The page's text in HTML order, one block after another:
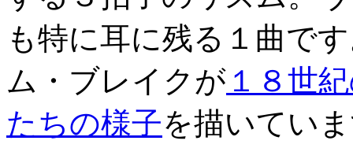
も特に耳に残る１曲で
ム・ブレイクが １８世
たちの様子を描いてい